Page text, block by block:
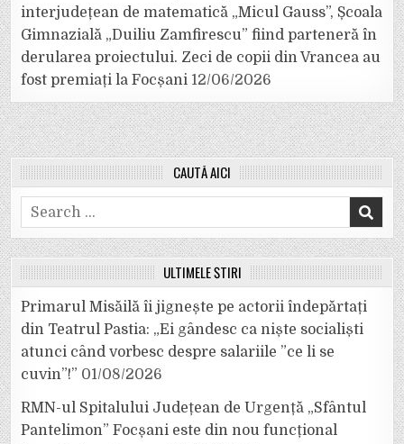
interjudețean de matematică „Micul Gauss”, Școala
Gimnazială „Duiliu Zamfirescu” fiind parteneră în
derularea proiectului. Zeci de copii din Vrancea au
fost premiați la Focșani 12/06/2026
CAUTĂ AICI
Search
for:
ULTIMELE ȘTIRI
Primarul Misăilă îi jignește pe actorii îndepărtați
din Teatrul Pastia: „Ei gândesc ca niște socialiști
atunci când vorbesc despre salariile ”ce li se
cuvin”!” 01/08/2026
RMN-ul Spitalului Județean de Urgență „Sfântul
Pantelimon” Focșani este din nou funcțional